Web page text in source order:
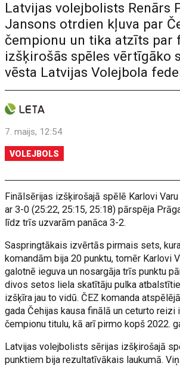
Latvijas volejbolists Renārs
Jansons otrdien kļuva par
čempionu un tika atzīts par
izšķirošās spēles vērtīgāko
vēsta Latvijas Volejbola
7. maijs, 12:54
VOLEJBOLS
Finālsērijas izšķirošajā spēlē Karlovi
ar 3-0 (25:22, 25:15, 25:18) pārspēja
līdz trīs uzvarām panāca 3-2.
Saspringtākais izvērtās pirmais sets,
komandām bija 20 punktu, tomēr Karlovi
galotnē ieguva un nosargāja trīs punktu
divos setos liela skatītāju pulka
izšķīra jau to vidū. ČEZ komanda
gada Čehijas kausa finālā un ceturto reizi
čempionu titulu, kā arī pirmo kopš 2022.
Latvijas volejbolists sērijas izšķirošajā
punktiem bija rezultatīvākais laukumā.